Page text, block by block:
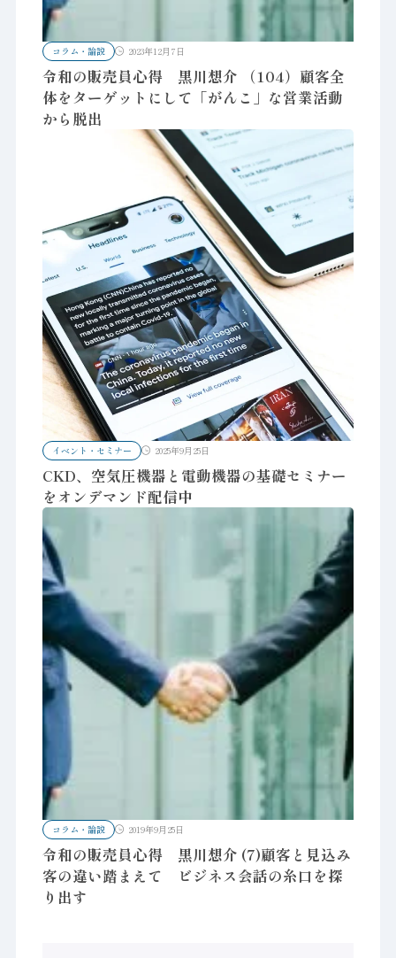
コラム・論説 2023年12月7日
令和の販売員心得 黒川想介 （104）顧客全
体をターゲットにして「がんこ」な営業活動
から脱出
イベント・セミナー 2025年9月25日
CKD、空気圧機器と電動機器の基礎セミナー
をオンデマンド配信中
コラム・論説 2019年9月25日
令和の販売員心得 黒川想介 (7)顧客と見込み
客の違い踏まえて ビジネス会話の糸口を探
り出す